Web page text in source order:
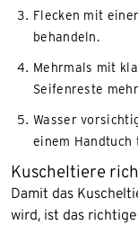
Flecken mit
behandeln.
Mehrmals mit
Seifenreste
Wasser
einem Handtuch
Kuscheltiere
Damit das
wird, ist das